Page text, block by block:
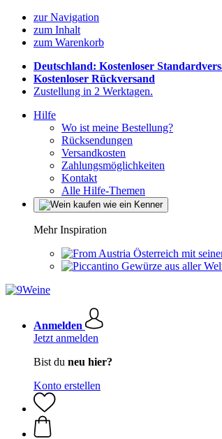
zur Navigation
zum Inhalt
zum Warenkorb
Deutschland: Kostenloser
Kostenloser Rückversand
Zustellung in 2 Werktagen.
Hilfe
Wo ist meine Bestellung?
Rücksendungen
Versandkosten
Zahlungsmöglichkeiten
Kontakt
Alle Hilfe-Themen
Mehr Inspiration
Österreich mit
Gewürze aus aller
Anmelden
Jetzt anmelden
Bist du neu hier?
Konto erstellen